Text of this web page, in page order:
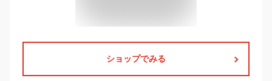
ショップでみる